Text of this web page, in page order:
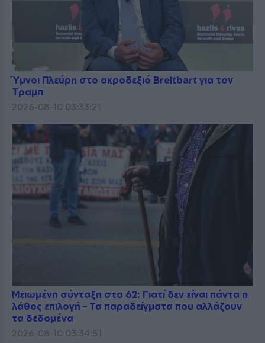
Ύμνοι Πλεύρη στο ακροδεξιό Breitbart για τον
Τραμπ
2026-08-10 03:33:21
Μειωμένη σύνταξη στα 62: Γιατί δεν είναι πάντα η
λάθος επιλογή – Τα παραδείγματα που αλλάζουν
τα δεδομένα
2026-08-10 03:34:51